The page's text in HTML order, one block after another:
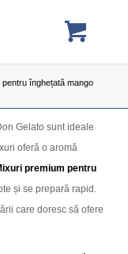
înghețată mango
Gelato sunt ideale
oferă o aromă
premium pentru
și se prepară rapid.
care doresc să ofere